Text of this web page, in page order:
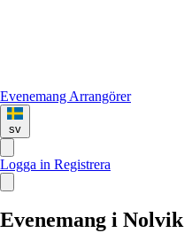
Evenemang Arrangörer
sv
Logga in Registrera
Evenemang i Nolvik